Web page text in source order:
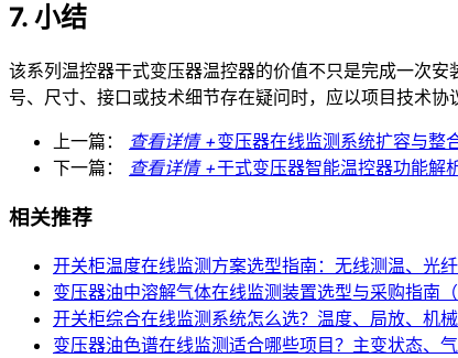
7. 小结
该系列温控器干式变压器温控器的价值不只是完成一次
号、尺寸、接口或技术细节存在疑问时，应以项目技术协
上一篇：
查看详情 +变压器在线监测系统扩容与整
下一篇：
查看详情 +干式变压器智能温控器功能解
相关推荐
开关柜温度在线监测方案选型指南：无线测温、光
变压器油中溶解气体在线监测装置选型与采购指南（
开关柜综合在线监测系统怎么选？温度、局放、机
变压器油色谱在线监测适合哪些项目？主变状态、